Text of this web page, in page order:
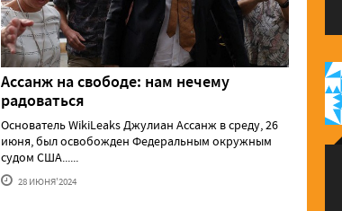
Ассанж на свободе: нам нечему
радоваться
Основатель WikiLeaks Джулиан Ассанж в среду, 26
июня, был освобожден Федеральным окружным
судом США......
28 ИЮНЯ'2024